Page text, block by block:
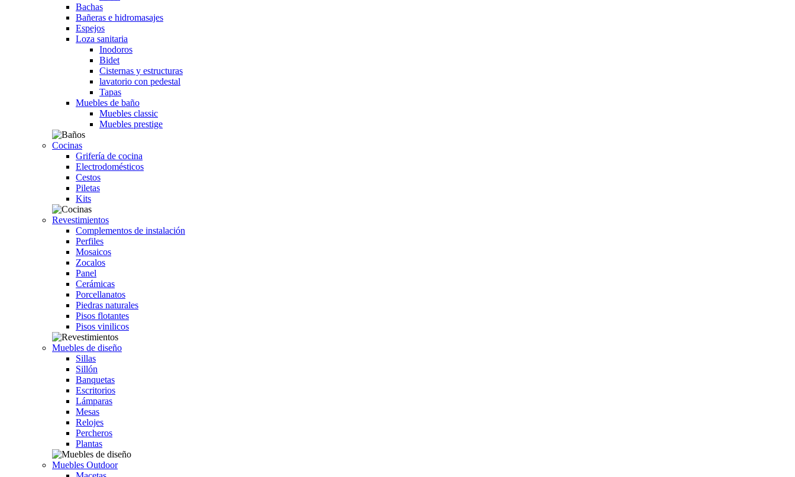
Bachas
Bañeras e hidromasajes
Espejos
Loza sanitaria
Inodoros
Bidet
Cisternas y estructuras
lavatorio con pedestal
Tapas
Muebles de baño
Muebles classic
Muebles prestige
Cocinas
Grifería de cocina
Electrodomésticos
Cestos
Piletas
Kits
Revestimientos
Complementos de instalación
Perfiles
Mosaicos
Zocalos
Panel
Cerámicas
Porcellanatos
Piedras naturales
Pisos flotantes
Pisos vinilicos
Muebles de diseño
Sillas
Sillón
Banquetas
Escritorios
Lámparas
Mesas
Relojes
Percheros
Plantas
Muebles Outdoor